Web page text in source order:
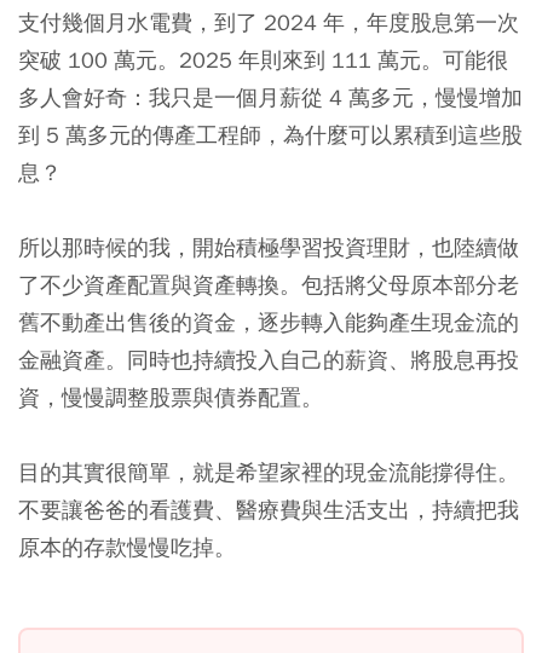
支付幾個月水電費，到了 2024 年，年度股息第一次
突破 100 萬元。2025 年則來到 111 萬元。可能很
多人會好奇：我只是一個月薪從 4 萬多元，慢慢增加
到 5 萬多元的傳產工程師，為什麼可以累積到這些股
息？
所以那時候的我，開始積極學習投資理財，也陸續做
了不少資產配置與資產轉換。包括將父母原本部分老
舊不動產出售後的資金，逐步轉入能夠產生現金流的
金融資產。同時也持續投入自己的薪資、將股息再投
資，慢慢調整股票與債券配置。
目的其實很簡單，就是希望家裡的現金流能撐得住。
不要讓爸爸的看護費、醫療費與生活支出，持續把我
原本的存款慢慢吃掉。